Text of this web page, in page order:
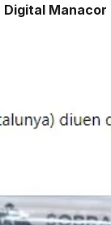
Digital Manacor